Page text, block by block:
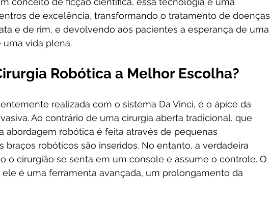
de excelência, transformando o tratamento de doenças
e de rim, e devolvendo aos pacientes a esperança de uma
uma vida plena.
Robótica a Melhor Escolha?
realizada com o sistema Da Vinci, é o ápice da
Ao contrário de uma cirurgia aberta tradicional, que
abordagem robótica é feita através de pequenas
braços robóticos são inseridos. No entanto, a verdadeira
o cirurgião se senta em um console e assume o controle. O
é uma ferramenta avançada, um prolongamento da